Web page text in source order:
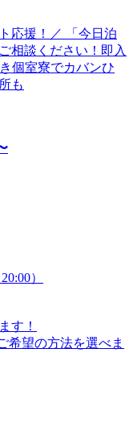
応援！／ 「今日泊
相談ください！即入
個室寮でカバンひ
も
）
す！
希望の方法を選べま